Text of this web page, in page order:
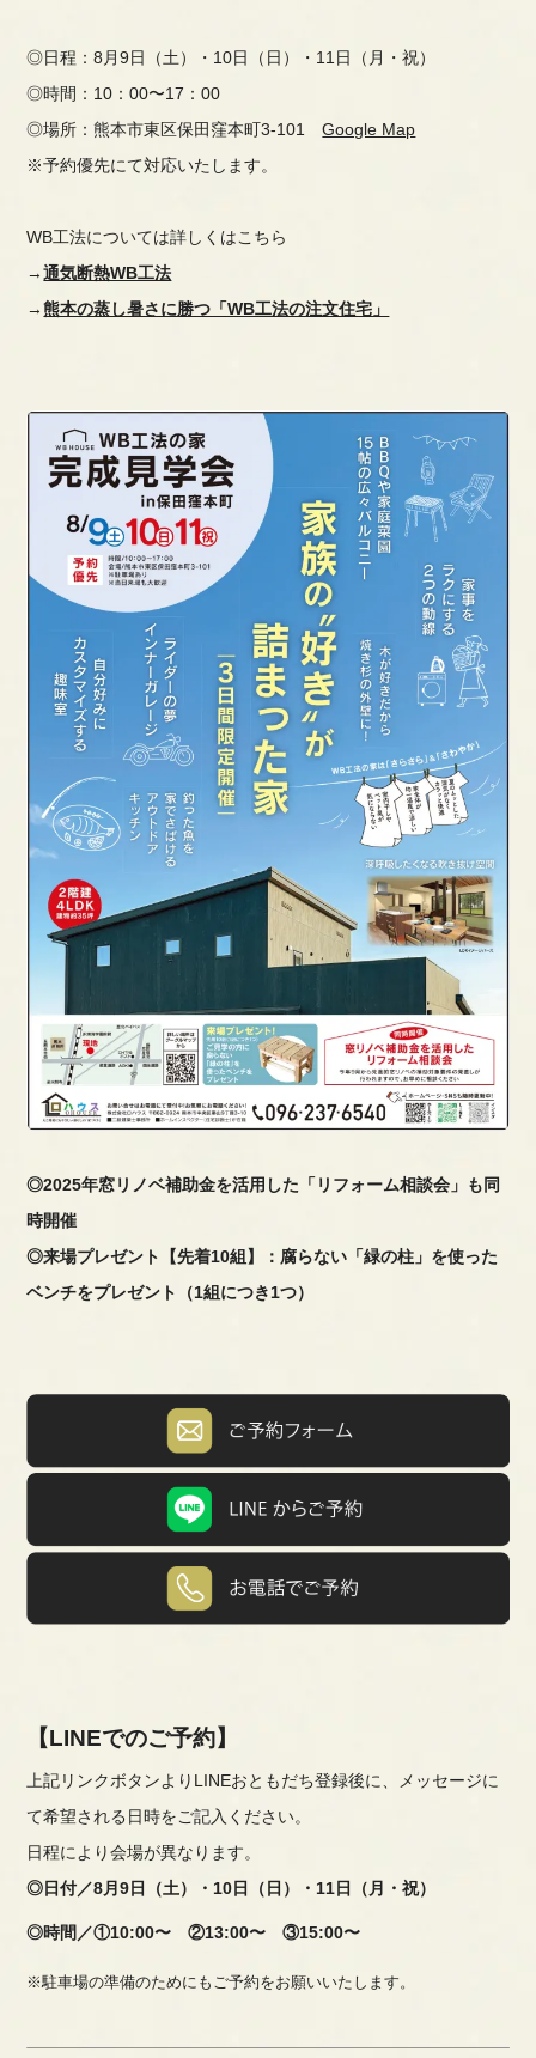
◎日程：8月9日（土）・10日（日）・11日（月・祝）
◎時間：10：00〜17：00
◎場所：熊本市東区保田窪本町3-101
Google Map
※予約優先にて対応いたします。
WB工法については詳しくはこちら
→通気断熱WB工法
→熊本の蒸し暑さに勝つ「WB工法の注文住宅」
◎2025年窓リノベ補助金を活用した「リフォーム相談会」も同
時開催
◎来場プレゼント【先着10組】：腐らない「緑の柱」を使った
ベンチをプレゼント（1組につき1つ）
【LINEでのご予約】
上記リンクボタンよりLINEおともだち登録後に、メッセージに
て希望される日時をご記入ください。
日程により会場が異なります。
◎日付／8月9日（土）・10日（日）・11日（月・祝）
◎時間／①10:00〜 ②13:00〜 ③15:00〜
※駐車場の準備のためにもご予約をお願いいたします。